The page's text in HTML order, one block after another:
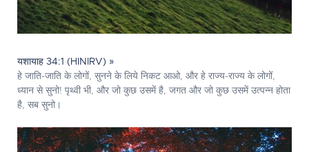
यशायाह 34:1 (HINIRV) »
हे जाति-जाति के लोगों, सुनने के लिये निकट आओ, और हे राज्य-राज्य के लोगों,
ध्यान से सुनो! पृथ्वी भी, और जो कुछ उसमें है, जगत और जो कुछ उसमें उत्‍पन्‍न होता
है, सब सुनो।